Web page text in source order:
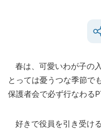
春は、可愛いわが子の
とっては憂うつな季節で
保護者会で必ず行なわる
好きで役員を引き受け